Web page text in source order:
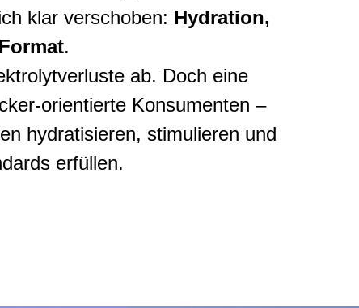
klar verschoben: Hydration,
.
ab. Doch eine
orientierte Konsumenten –
hydratisieren, stimulieren und
erfüllen.